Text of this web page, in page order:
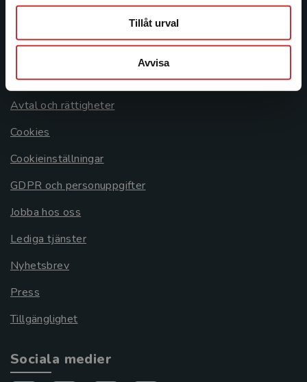
Tillåt urval
Avvisa
Systemkrav
Allmänna länkar
Om oss
Avtal och rättigheter
Cookies
Cookieinställningar
GDPR och personuppgifter
Jobba hos oss
Lediga tjänster
Nyhetsbrev
Press
Tillgänglighet
Sociala medier